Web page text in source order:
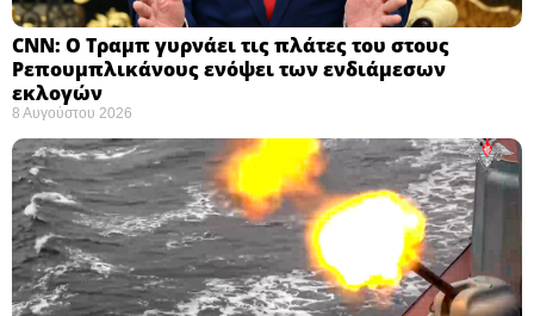
CNN: Ο Τραμπ γυρνάει τις πλάτες του στους
Ρεπουμπλικάνους ενόψει των ενδιάμεσων
εκλογών ​
8 Αυγούστου 2026